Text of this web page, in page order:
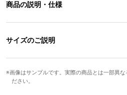
商品の説明・仕様
『鋼の錬金術師』より、ロイ・マス
「フラメルの紋章」「銀時計」など
サイズのご説明
22.5cm
画像はサンプルです。実際の商品とは一部異
ださい。